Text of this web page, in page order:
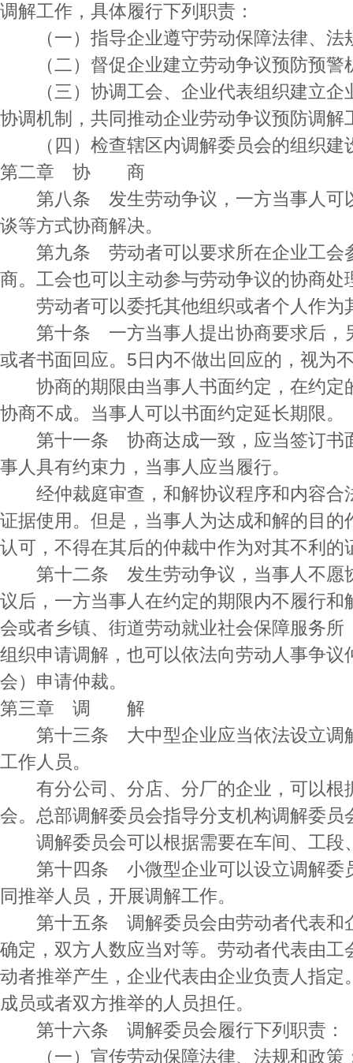
调解工作，具体履行下列职责：
（一）指导企业遵守劳动保障法律、法
（二）督促企业建立劳动争议预防预警
（三）协调工会、企业代表组织建立企
协调机制，共同推动企业劳动争议预防调解
（四）检查辖区内调解委员会的组织建
第二章 协 商
第八条 发生劳动争议，一方当事人可
谈等方式协商解决。
第九条 劳动者可以要求所在企业工会
商。工会也可以主动参与劳动争议的协商
劳动者可以委托其他组织或者个人作为
第十条 一方当事人提出协商要求后，
或者书面回应。5日内不做出回应的，视为
协商的期限由当事人书面约定，在约定
协商不成。当事人可以书面约定延长期限。
第十一条 协商达成一致，应当签订书
事人具有约束力，当事人应当履行。
经仲裁庭审查，和解协议程序和内容合
证据使用。但是，当事人为达成和解的目
认可，不得在其后的仲裁中作为对其不利的
第十二条 发生劳动争议，当事人不愿
议后，一方当事人在约定的期限内不履行
会或者乡镇、街道劳动就业社会保障服务
组织申请调解，也可以依法向劳动人事争
会）申请仲裁。
第三章 调 解
第十三条 大中型企业应当依法设立调
工作人员。
有分公司、分店、分厂的企业，可以根
会。总部调解委员会指导分支机构调解委
调解委员会可以根据需要在车间、工段
第十四条 小微型企业可以设立调解委
同推举人员，开展调解工作。
第十五条 调解委员会由劳动者代表和
确定，双方人数应当对等。劳动者代表由
动者推举产生，企业代表由企业负责人指
成员或者双方推举的人员担任。
第十六条 调解委员会履行下列职责：
（一）宣传劳动保障法律、法规和政策